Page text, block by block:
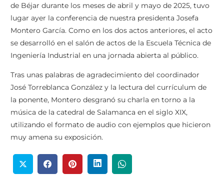
de Béjar durante los meses de abril y mayo de 2025, tuvo
lugar ayer la conferencia de nuestra presidenta Josefa
Montero García. Como en los dos actos anteriores, el acto
se desarrolló en el salón de actos de la Escuela Técnica de
Ingeniería Industrial en una jornada abierta al público.
Tras unas palabras de agradecimiento del coordinador
José Torreblanca González y la lectura del currículum de
la ponente, Montero desgranó su charla en torno a la
música de la catedral de Salamanca en el siglo XIX,
utilizando el formato de audio con ejemplos que hicieron
muy amena su exposición.